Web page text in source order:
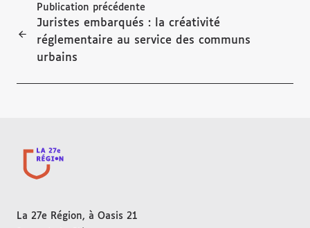
Publication précédente
Juristes embarqués : la créativité
réglementaire au service des communs
urbains
La 27e Région, à Oasis 21